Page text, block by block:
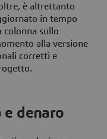
è altrettanto
in tempo
colonna sullo
alla versione
corretti e
e denaro